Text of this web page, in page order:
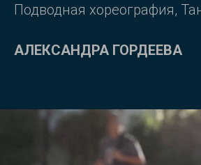
Подводная хореография,
АЛЕКСАНДРА ГОРДЕЕВА